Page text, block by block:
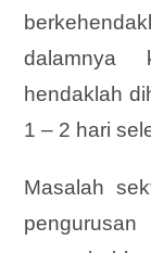
dalamnya
hendaklah
1 – 2 hari
Masalah